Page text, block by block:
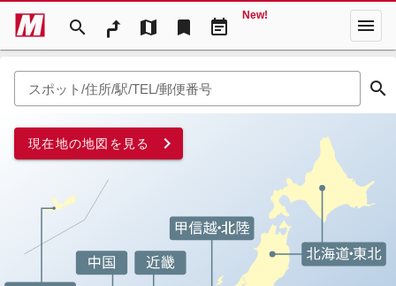
search map bookmark event_note
New! menu
スポット/住所/駅/TEL/郵便番号 search
現在地の地図を見る chevron_right